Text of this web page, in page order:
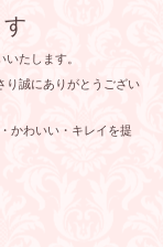
たします。
り誠にありがとうござい
かわいい・キレイを提